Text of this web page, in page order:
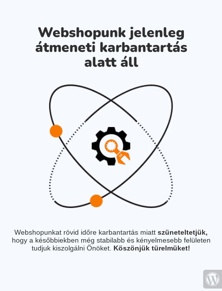
Webshopunk jelenleg
átmeneti karbantartás
alatt áll
Webshopunkat rövid időre karbantartás miatt szüneteltetjük,
hogy a későbbiekben még stabilabb és kényelmesebb felületen
tudjuk kiszolgálni Önöket. Köszönjük türelmüket!